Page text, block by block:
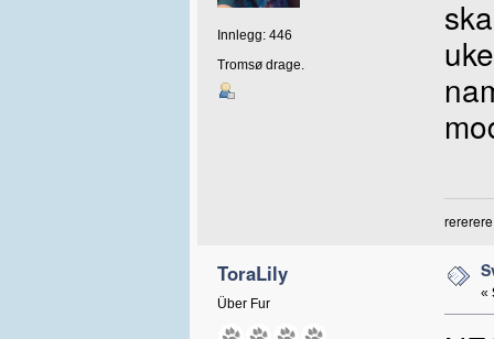
Innlegg: 446
Tromsø drage.
ToraLily
Über Fur
«